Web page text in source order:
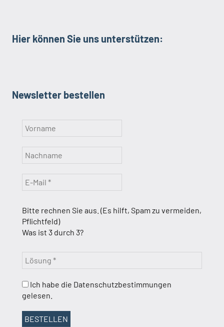
Hier können Sie uns unterstützen:
Newsletter bestellen
Bitte rechnen Sie aus. (Es hilft, Spam zu vermeiden,
Pflichtfeld)
Was ist 3 durch 3?
Ich habe die Datenschutzbestimmungen
gelesen.